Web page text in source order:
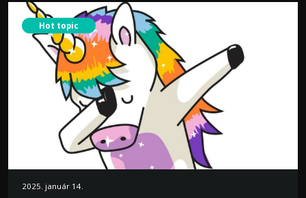
Hot topic
2025. január 14.